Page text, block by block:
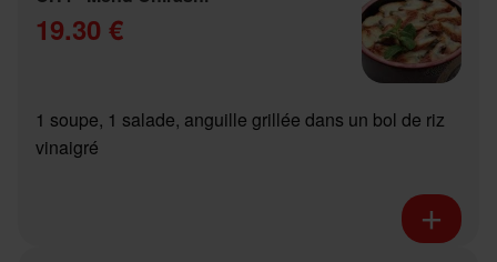
19.30 €
1 soupe, 1 salade, anguille grillée dans un bol de riz
vinaigré